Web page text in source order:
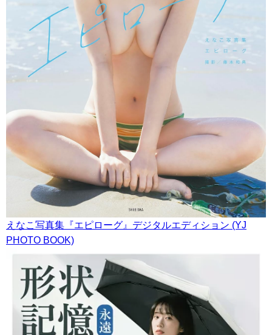
えなこ写真集『エピローグ』デジタルエディション (YJ
PHOTO BOOK)